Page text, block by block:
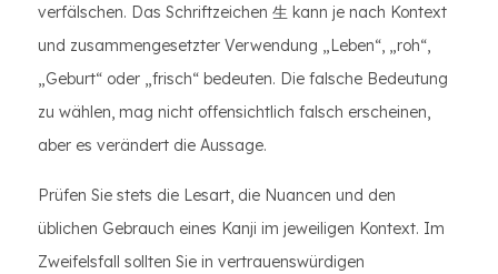
verfälschen. Das Schriftzeichen 生 kann je nach Kontext
und zusammengesetzter Verwendung „Leben“, „roh“,
„Geburt“ oder „frisch“ bedeuten. Die falsche Bedeutung
zu wählen, mag nicht offensichtlich falsch erscheinen,
aber es verändert die Aussage.
Prüfen Sie stets die Lesart, die Nuancen und den
üblichen Gebrauch eines Kanji im jeweiligen Kontext. Im
Zweifelsfall sollten Sie in vertrauenswürdigen